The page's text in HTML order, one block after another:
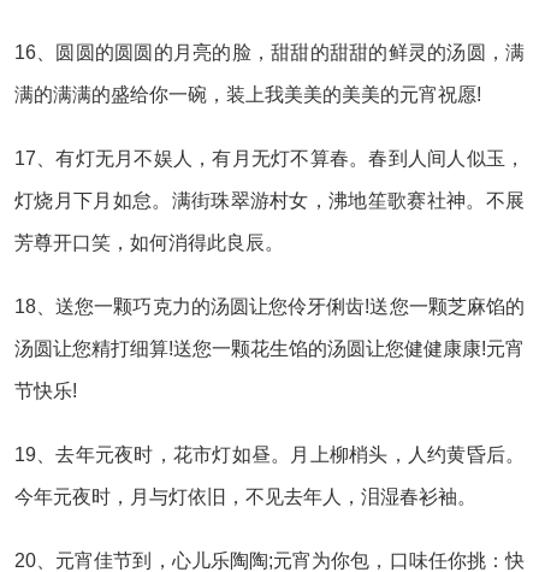
16、圆圆的圆圆的月亮的脸，甜甜的甜甜的鲜灵的汤圆，满
满的满满的盛给你一碗，装上我美美的美美的元宵祝愿!
17、有灯无月不娱人，有月无灯不算春。春到人间人似玉，
灯烧月下月如怠。满街珠翠游村女，沸地笙歌赛社神。不展
芳尊开口笑，如何消得此良辰。
18、送您一颗巧克力的汤圆让您伶牙俐齿!送您一颗芝麻馅的
汤圆让您精打细算!送您一颗花生馅的汤圆让您健健康康!元宵
节快乐!
19、去年元夜时，花市灯如昼。月上柳梢头，人约黄昏后。
今年元夜时，月与灯依旧，不见去年人，泪湿春衫袖。
20、元宵佳节到，心儿乐陶陶;元宵为你包，口味任你挑：快